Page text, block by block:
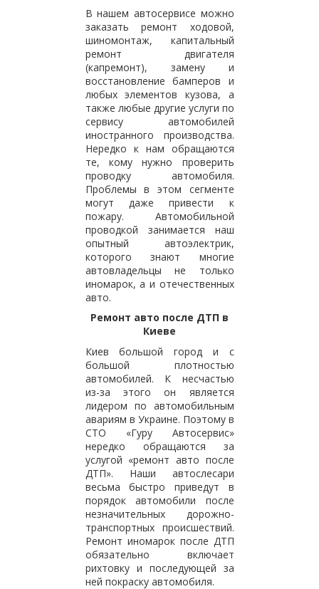
В нашем автосервисе можно
заказать ремонт ходовой,
шиномонтаж, капитальный
ремонт двигателя
(капремонт), замену и
восстановление бамперов и
любых элементов кузова, а
также любые другие услуги по
сервису автомобилей
иностранного производства.
Нередко к нам обращаются
те, кому нужно проверить
проводку автомобиля.
Проблемы в этом сегменте
могут даже привести к
пожару. Автомобильной
проводкой занимается наш
опытный автоэлектрик,
которого знают многие
автовладельцы не только
иномарок, а и отечественных
авто.
Ремонт авто после ДТП в
Киеве
Киев большой город и с
большой плотностью
автомобилей. К несчастью
из-за этого он является
лидером по автомобильным
авариям в Украине. Поэтому в
СТО «Гуру Автосервис»
нередко обращаются за
услугой «ремонт авто после
ДТП». Наши автослесари
весьма быстро приведут в
порядок автомобили после
незначительных дорожно-
транспортных происшествий.
Ремонт иномарок после ДТП
обязательно включает
рихтовку и последующей за
ней покраску автомобиля.